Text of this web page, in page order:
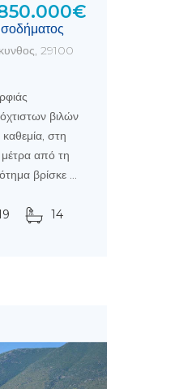
29100
βιλών
καθεμία, στη
από τη
βρίσκε ...
14